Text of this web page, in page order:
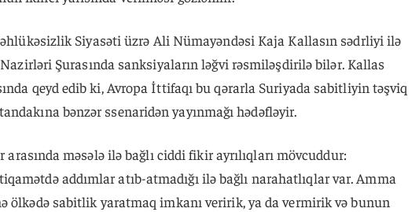
Siyasəti üzrə Ali Nümayəndəsi Kaja Kallasın sədrliyi ilə
Şurasında sanksiyaların ləğvi rəsmiləşdirilə bilər. Kallas
qeyd edib ki, Avropa İttifaqı bu qərarla Suriyada sabitliyin təşviq
bənzər ssenaridən yayınmağı hədəfləyir.
məsələ ilə bağlı ciddi fikir ayrılıqları mövcuddur:
addımlar atıb-atmadığı ilə bağlı narahatlıqlar var. Amma
ölkədə sabitlik yaratmaq imkanı veririk, ya da vermirik və bunun